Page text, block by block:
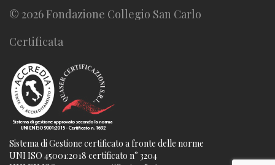
© 2026 Fondazione Collegio San Carlo
Certificata
Sistema di Gestione certificato a fronte delle norme
UNI ISO 45001:2018 certificato n° 3204